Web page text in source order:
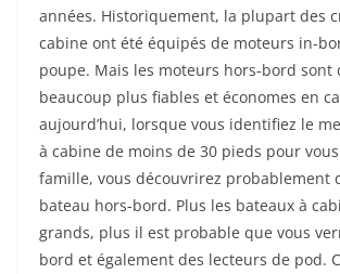
années. Historiquement, la plupart des
cabine ont été équipés de moteurs in-
poupe. Mais les moteurs hors-bord sont
beaucoup plus fiables et économes en
aujourd’hui, lorsque vous identifiez le
à cabine de moins de 30 pieds pour
famille, vous découvrirez probablement
bateau hors-bord. Plus les bateaux à
grands, plus il est probable que vous
bord et également des lecteurs de pod.